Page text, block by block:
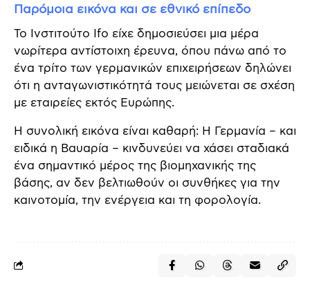
Παρόμοια εικόνα και σε εθνικό επίπεδο
Το Ινστιτούτο Ifo είχε δημοσιεύσει μια μέρα
νωρίτερα αντίστοιχη έρευνα, όπου πάνω από το
ένα τρίτο των γερμανικών επιχειρήσεων δηλώνει
ότι η ανταγωνιστικότητά τους μειώνεται σε σχέση
με εταιρείες εκτός Ευρώπης.
Η συνολική εικόνα είναι καθαρή: Η Γερμανία – και
ειδικά η Βαυαρία – κινδυνεύει να χάσει σταδιακά
ένα σημαντικό μέρος της βιομηχανικής της
βάσης, αν δεν βελτιωθούν οι συνθήκες για την
καινοτομία, την ενέργεια και τη φορολογία.